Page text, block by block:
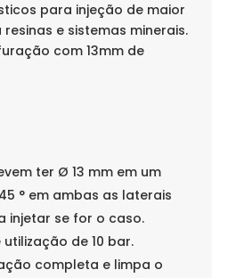
para injeção de maior
e sistemas minerais.
com 13mm de
ter Ø 13 mm em um
° em ambas as laterais
injetar se for o caso.
utilização de 10 bar.
completa e limpa o